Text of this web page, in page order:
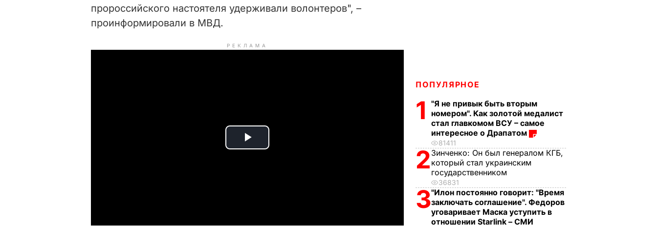
пророссийского настоятеля удерживали волонтеров", –
проинформировали в МВД.
РЕКЛАМА
P
ПОПУЛЯРНОЕ
1
"Я не привык быть вторым
номером". Как золотой медалист
стал главкомом ВСУ – самое
интересное о Драпатом
81411
2 Зинченко: Он был генералом КГБ,
который стал украинским
государственником
36831
3"Илон постоянно говорит: "Время
заключать соглашение". Федоров
уговаривает Маска уступить в
отношении Starlink – СМИ